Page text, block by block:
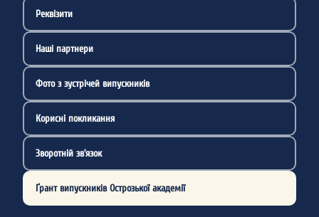
Реквізити
Наші партнери
Фото з зустрічей випускників
Корисні покликання
Зворотній зв’язок
Ґрант випускників Острозької академії